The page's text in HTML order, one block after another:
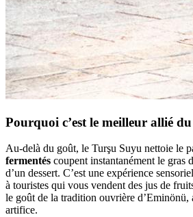
Pourquoi c’est le meilleur allié
Au-delà du goût, le Turşu Suyu nettoie le
fermentés coupent instantanément le gras
d’un dessert. C’est une expérience
à touristes qui vous vendent des jus de
le goût de la tradition ouvrière d’Eminönü,
artifice.